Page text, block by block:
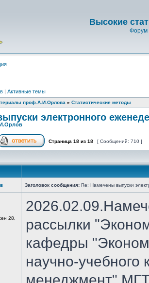
Высокие
Форум
| Активные темы
проф.А.И.Орлова » Статистические методы
электронного
Страница 18 из 18 [ Сообщений: 710 ]
Заголовок сообщения: Re: Намечены выпуски
28,
рассылки
кафедры
научно-